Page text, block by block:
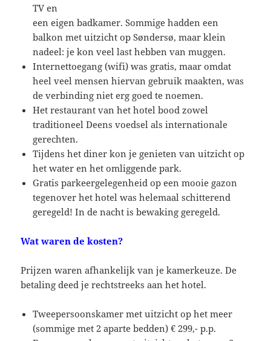
TV en
een eigen badkamer. Sommige hadden een
balkon met uitzicht op Søndersø, maar klein
nadeel: je kon veel last hebben van muggen.
Internettoegang (wifi) was gratis, maar omdat
heel veel mensen hiervan gebruik maakten, was
de verbinding niet erg goed te noemen.
Het restaurant van het hotel bood zowel
traditioneel Deens voedsel als internationale
gerechten.
Tijdens het diner kon je genieten van uitzicht op
het water en het omliggende park.
Gratis parkeergelegenheid op een mooie gazon
tegenover het hotel was helemaal schitterend
geregeld! In de nacht is bewaking geregeld.
Wat waren de kosten?
Prijzen waren afhankelijk van je kamerkeuze. De
betaling deed je rechtstreeks aan het hotel.
Tweepersoonskamer met uitzicht op het meer
(sommige met 2 aparte bedden) € 299,- p.p.